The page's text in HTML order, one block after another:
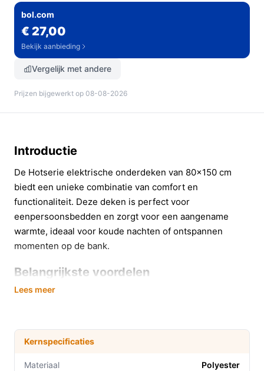
bol.com
€ 27,00
Bekijk aanbieding
Vergelijk met andere
Prijzen bijgewerkt op 08-08-2026
Introductie
De Hotserie elektrische onderdeken van 80x150 cm
biedt een unieke combinatie van comfort en
functionaliteit. Deze deken is perfect voor
eenpersoonsbedden en zorgt voor een aangename
warmte, ideaal voor koude nachten of ontspannen
momenten op de bank.
Belangrijkste voordelen
Met de Hotserie elektrische onderdeken profiteer je van
Drie warmte-instellingen: Pas de temperatuur
eenvoudig aan naar jouw voorkeur, zodat je altijd
Lees meer
Kernspecificaties
Materiaal Polyester